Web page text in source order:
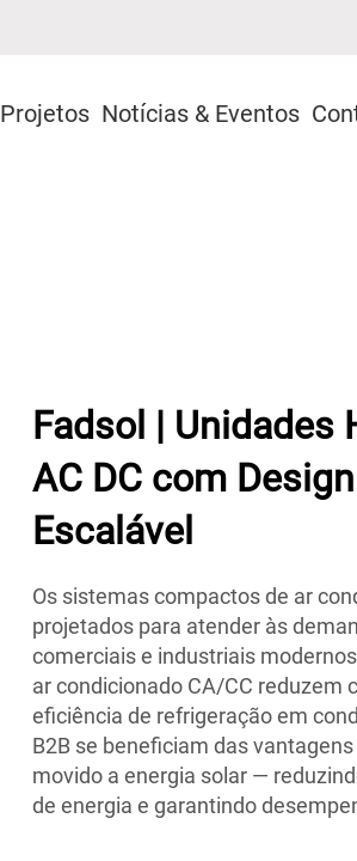
Projetos Notícias & Eventos
Fadsol | Unidades
AC DC com
Escalável
Os sistemas compactos de ar
projetados para atender às
comerciais e industriais
ar condicionado CA/CC reduzem
eficiência de refrigeração em
B2B se beneficiam das
movido a energia solar —
de energia e garantindo